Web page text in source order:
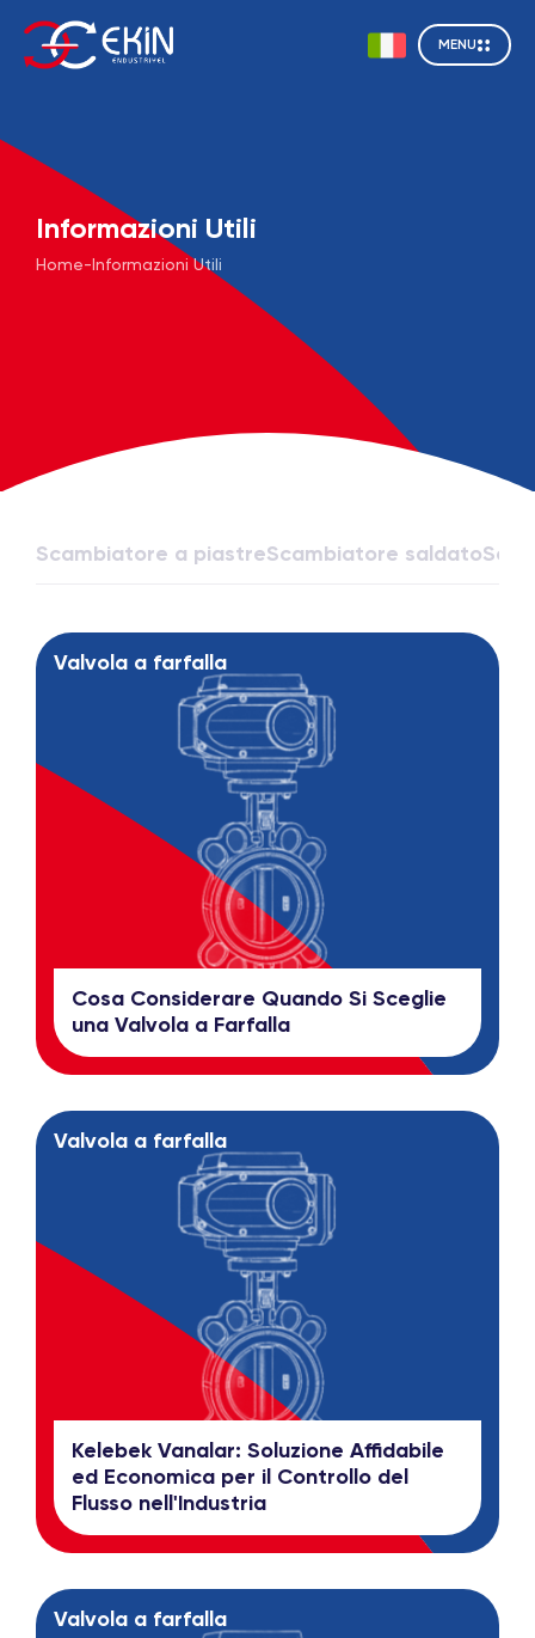
MENU
Informazioni Utili
Home- Informazioni Utili
Scambiatore a piastreScambiatore saldato
Valvola a farfalla
Cosa Considerare Quando Si Sceglie
una Valvola a Farfalla
Valvola a farfalla
Kelebek Vanalar: Soluzione Affidabile
ed Economica per il Controllo del
Flusso nell'Industria
Valvola a farfalla